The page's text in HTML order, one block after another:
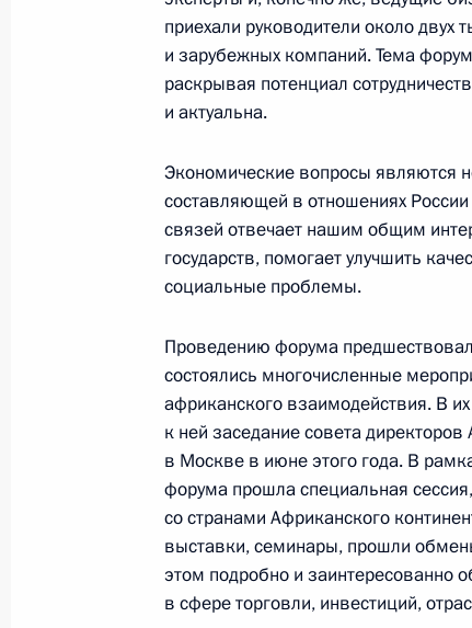
Встреча с Президентом Нигерии
23 октября 2019 года, 18:20
Встреча с Президентом
Мусевени
23 октября 2019 года, 17:50
Встреча с Президентом
Феликсом Чисекеди
23 октября 2019 года, 17:10 Сочи
Встреча с руководителями
23 октября 2019 года, 15:00 Сочи
приехали руководители около двух
и зарубежных компаний. Тема
раскрывая потенциал
и актуальна.
Экономические вопросы являются
составляющей в отношениях
связей отвечает нашим общим
государств, помогает улучшить
социальные проблемы.
Проведению форума
состоялись многочисленные
африканского взаимодействия. В
к ней заседание совета
в Москве в июне этого года. В
форума прошла специальная
со странами Африканского
выставки, семинары, прошли
этом подробно и заинтересованно
в сфере торговли, инвестиций,